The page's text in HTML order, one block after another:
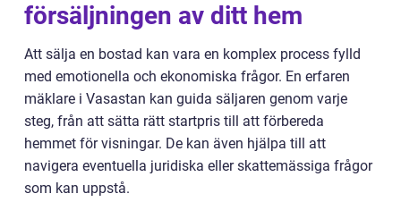
försäljningen av ditt hem
Att sälja en bostad kan vara en komplex process fylld
med emotionella och ekonomiska frågor. En erfaren
mäklare i Vasastan kan guida säljaren genom varje
steg, från att sätta rätt startpris till att förbereda
hemmet för visningar. De kan även hjälpa till att
navigera eventuella juridiska eller skattemässiga frågor
som kan uppstå.